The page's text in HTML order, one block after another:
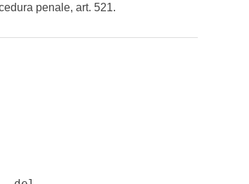
penale, art. 521.